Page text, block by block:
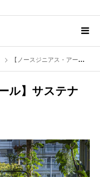
【ノースジニアス・アール】サステナブルを感じる空間SRC
ル】サステナ